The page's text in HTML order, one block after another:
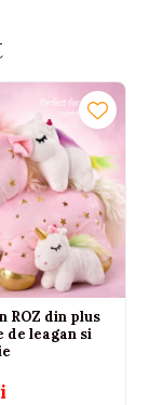
ROZ din plus
de leagan si